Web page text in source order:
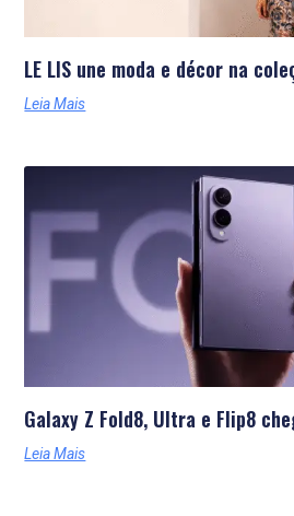
LE LIS une moda e décor na
Leia Mais
Galaxy Z Fold8, Ultra e Flip8
Leia Mais